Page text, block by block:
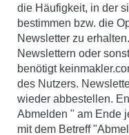
die Häufigkeit, in der
bestimmen bzw. die
Newsletter zu
Newslettern oder
benötigt
des Nutzers.
wieder abbestellen.
Abmelden " am Ende
mit dem Betreff